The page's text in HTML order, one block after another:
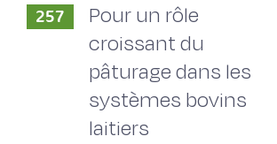
257
Pour un rôle
croissant du
pâturage dans les
systèmes bovins
laitiers